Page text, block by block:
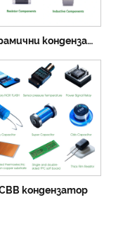
Керамични кондензатори
кондензатор